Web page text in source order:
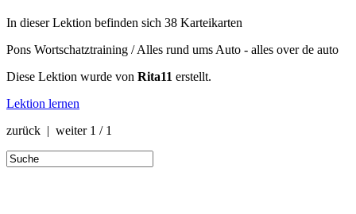
In dieser Lektion befinden sich 38 Karteikarten
Pons Wortschatztraining / Alles rund ums Auto - alles over de auto
Diese Lektion wurde von Rita11 erstellt.
Lektion lernen
zurück | weiter 1 / 1